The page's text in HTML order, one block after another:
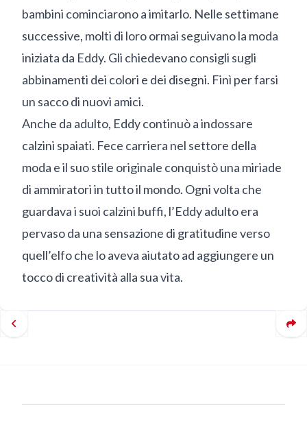
bambini cominciarono a imitarlo. Nelle settimane
successive, molti di loro ormai seguivano la moda
iniziata da Eddy. Gli chiedevano consigli sugli
abbinamenti dei colori e dei disegni. Finì per farsi
un sacco di nuovi amici.
Anche da adulto, Eddy continuò a indossare
calzini spaiati. Fece carriera nel settore della
moda e il suo stile originale conquistò una miriade
di ammiratori in tutto il mondo. Ogni volta che
guardava i suoi calzini buffi, l’Eddy adulto era
pervaso da una sensazione di gratitudine verso
quell’elfo che lo aveva aiutato ad aggiungere un
tocco di creatività alla sua vita.